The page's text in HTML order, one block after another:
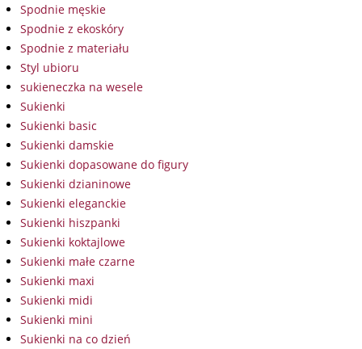
Spodnie męskie
Spodnie z ekoskóry
Spodnie z materiału
Styl ubioru
sukieneczka na wesele
Sukienki
Sukienki basic
Sukienki damskie
Sukienki dopasowane do figury
Sukienki dzianinowe
Sukienki eleganckie
Sukienki hiszpanki
Sukienki koktajlowe
Sukienki małe czarne
Sukienki maxi
Sukienki midi
Sukienki mini
Sukienki na co dzień